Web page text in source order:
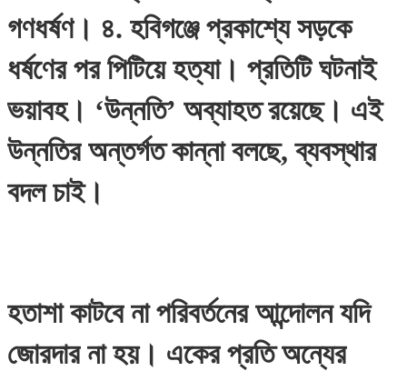
গণধর্ষণ। ৪. হবিগঞ্জে প্রকাশ্যে সড়কে
ধর্ষণের পর পিটিয়ে হত্যা। প্রতিটি ঘটনাই
ভয়াবহ। ‘উন্নতি’ অব্যাহত রয়েছে। এই
উন্নতির অন্তর্গত কান্না বলছে, ব্যবস্থার
বদল চাই।
হতাশা কাটবে না পরিবর্তনের আন্দোলন যদি
জোরদার না হয়। একের প্রতি অন্যের